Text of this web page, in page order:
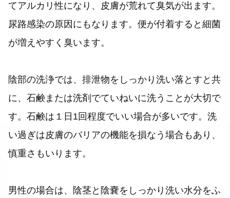
てアルカリ性になり、皮膚が荒れて臭気が出ます。
尿路感染の原因にもなります。便が付着すると細菌
が増えやすく臭います。
陰部の洗浄では、排泄物をしっかり洗い落とすと共
に、石鹸または洗剤でていねいに洗うことが大切で
す。石鹸は１日1回程度でいい場合が多いです。洗
い過ぎは皮膚のバリアの機能を損なう場合もあり、
慎重さもいります。
男性の場合は、陰茎と陰嚢をしっかり洗い水分をふ